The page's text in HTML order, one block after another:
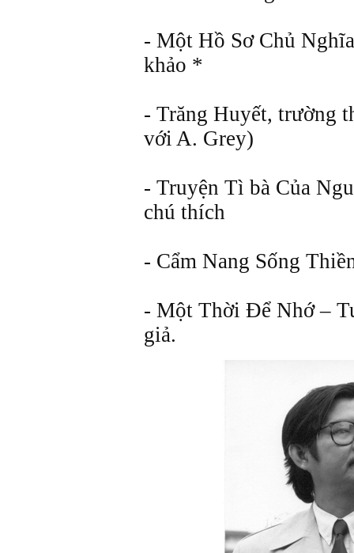
- Một Hồ Sơ Chủ
khảo *
- Trăng Huyết, trường
với A. Grey)
- Truyện Tì bà Của
chú thích
- Cẩm Nang Sống
- Một Thời Ðể Nhớ –
giả.